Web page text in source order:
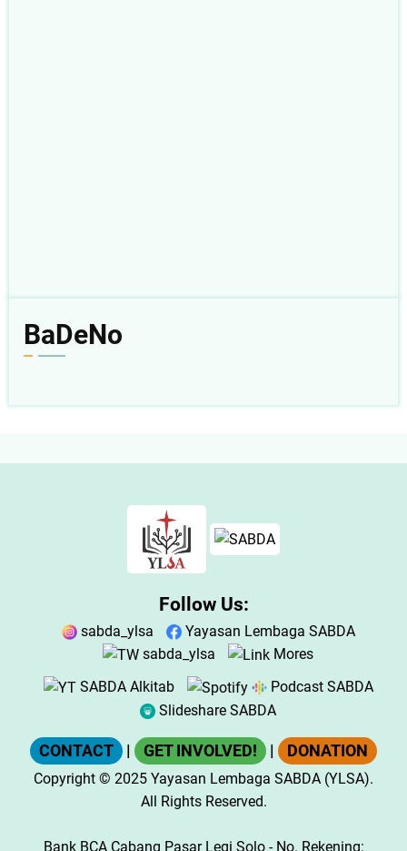
BaDeNo
Follow Us:
sabda_ylsa
Yayasan Lembaga SABDA
sabda_ylsa
Mores
SABDA Alkitab
Podcast SABDA
Slideshare SABDA
CONTACT GET INVOLVED! DONATION
Copyright © 2025 Yayasan Lembaga SABDA (YLSA).
All Rights Reserved.
Bank BCA Cabang Pasar Legi Solo - No. Rekening: